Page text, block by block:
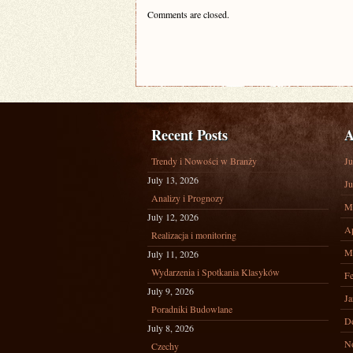
Comments are closed.
Recent Posts
Trendy i Nowości w Branży
July 13, 2026
Analizy i Prognozy
July 12, 2026
Realizacja i monitoring
July 11, 2026
Wydarzenia i Spotkania Klasyków
July 9, 2026
Poradniki Budowlane
July 8, 2026
Czechy